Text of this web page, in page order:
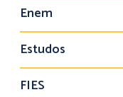
Enem
Estudos
FIES